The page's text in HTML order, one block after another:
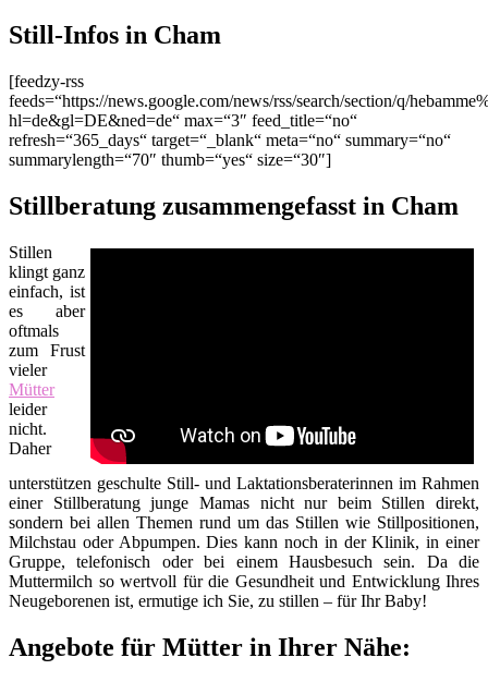
Still-Infos in Cham
[feedzy-rss
feeds=“https://news.google.com/news/rss/search/section/q/
hl=de&gl=DE&ned=de“ max=“3″ feed_title=“no“
refresh=“365_days“ target=“_blank“ meta=“no“ summary=“no“
summarylength=“70″ thumb=“yes“ size=“30″]
Stillberatung zusammengefasst in Cham
Stillen
klingt ganz
einfach, ist
es aber
oftmals
zum Frust
vieler
Mütter
leider
nicht.
Daher
unterstützen geschulte Still- und Laktationsberaterinnen im Rahmen
einer Stillberatung junge Mamas nicht nur beim Stillen direkt,
sondern bei allen Themen rund um das Stillen wie Stillpositionen,
Milchstau oder Abpumpen. Dies kann noch in der Klinik, in einer
Gruppe, telefonisch oder bei einem Hausbesuch sein. Da die
Muttermilch so wertvoll für die Gesundheit und Entwicklung Ihres
Neugeborenen ist, ermutige ich Sie, zu stillen – für Ihr Baby!
Angebote für Mütter in Ihrer Nähe: